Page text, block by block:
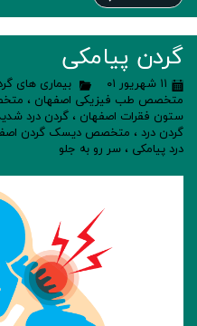
گردن پیامکی
۱۱ شهریور ۰۱ بیماری های
متخصص طب فیزیکی اصفهان ،
ستون فقرات اصفهان ، گردن درد
گردن درد ، متخصص دیسک گردن
درد پیامکی ، سر رو به جلو